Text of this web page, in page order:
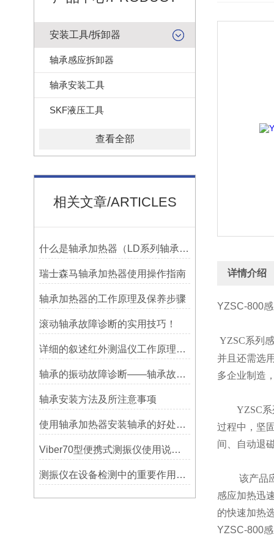
安装工具/拆卸器
轴承感应拆卸器
轴承安装工具
SKF液压工具
查看全部
相关文章/ARTICLES
什么是轴承加热器（LD系列轴承加热器）-宁波利德仪器
瑞士森马轴承加热器使用操作指南
轴承加热器的工作原理及保养步骤
滚动轴承故障诊断的实用技巧！
详细的叙述红外测温仪工作原理及应用
轴承的振动故障诊断——轴承故障检测仪
轴承安装方法及所注意事项
使用轴承加热器安装轴承的好处及优势——宁波利德
Viber70型便携式测振仪使用说明书-宁波市镇海利德仪器设备公司
测振仪在设备检测中的重要作用之简析
详情介绍
YZSC-800
YZSC系列
并且还需选
多企业制造
YZSC
过程中，坚
间、自动退
该产品应
感应加热迅
的快速加热
YZSC-800